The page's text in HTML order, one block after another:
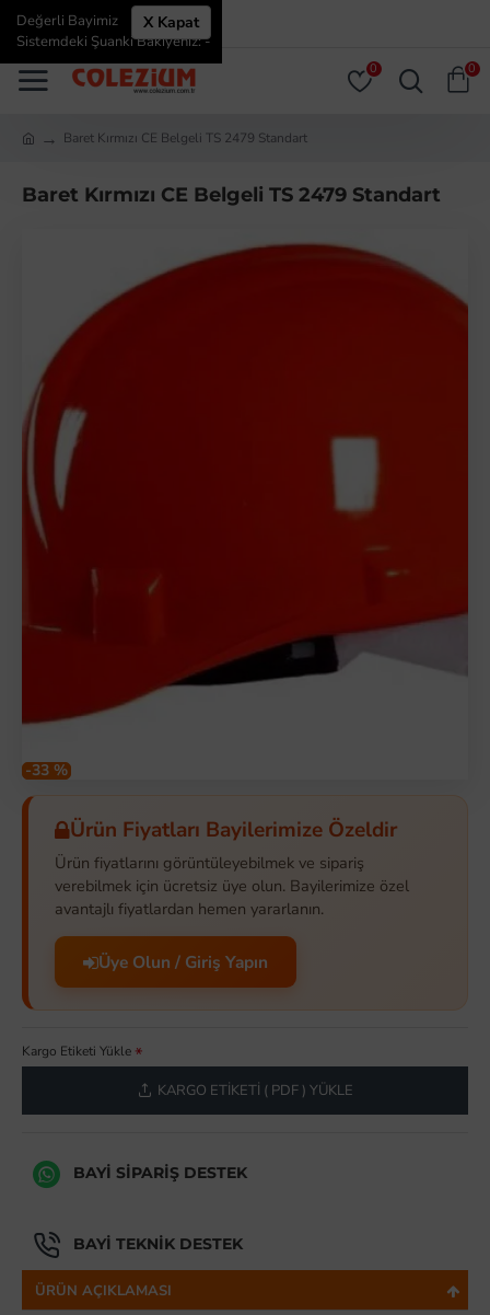
ÜYE GIRIŞI ÜYE OL
0 0
X Kapat
Değerli Bayimiz
Sistemdeki Şuanki Bakiyeniz: -
Baret Kırmızı CE Belgeli TS 2479 Standart
Baret Kırmızı CE Belgeli TS 2479 Standart
-33 %
Ürün Fiyatları Bayilerimize Özeldir
Ürün fiyatlarını görüntüleyebilmek ve sipariş
verebilmek için ücretsiz üye olun. Bayilerimize özel
avantajlı fiyatlardan hemen yararlanın.
Üye Olun / Giriş Yapın
Kargo Etiketi Yükle
KARGO ETIKETI ( PDF ) YÜKLE
BAYI SIPARIŞ DESTEK
BAYI TEKNIK DESTEK
ÜRÜN AÇIKLAMASI